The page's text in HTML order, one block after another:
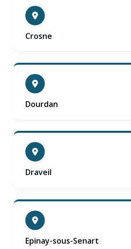
Crosne
Dourdan
Draveil
Epinay-sous-Senart